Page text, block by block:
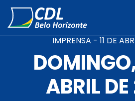
IMPRENSA - 11 DE
ABRIL